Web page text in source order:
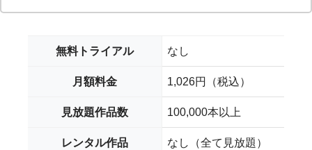
無料トライアル なし
月額料金 1,026円（税込）
見放題作品数 100,000本以上
レンタル作品 なし（全て見放題）